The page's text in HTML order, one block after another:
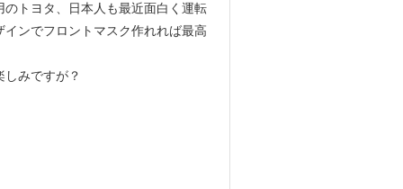
トヨタ、日本人も最近面白く運転
ンでフロントマスク作れれば最高
みですが？